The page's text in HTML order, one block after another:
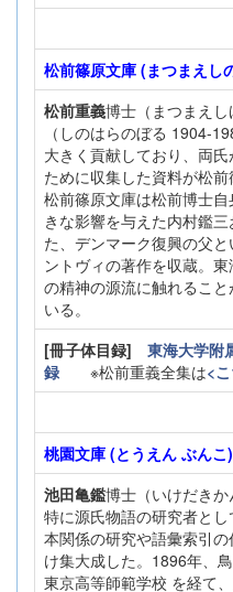
松前篠原文庫 (まつまえし
松前重義博士（まつまえし
（しのはらのぼる 1904-
大きく貢献しており、両
ために収集した資料が松前
松前篠原文庫は松前博士
きな影響を与えた内村鑑
た、デンマーク復興の父
ントヴィの著作を収蔵。
の精神の源流に触れるこ
いる。
[冊子体目録]
東海大学附
録 ※松前重義全集は<
桃園文庫 (とうえん ぶんこ)
池田亀鑑博士（いけだきか
特に源氏物語の研究者と
本関係の研究や語彙索引
け集大成した。1896年、
東京高等師範学校 を経て